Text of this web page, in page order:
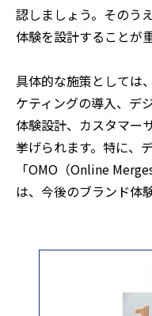
認しましょう。そのう
体験を設計することが
具体的な施策としては
ケティングの導入、デ
体験設計、カスタマー
挙げられます。特に、
「OMO（Online
は、今後のブランド体